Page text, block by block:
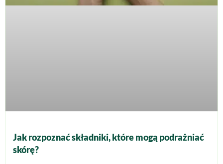
Jak rozpoznać składniki, które mogą podrażniać
skórę?